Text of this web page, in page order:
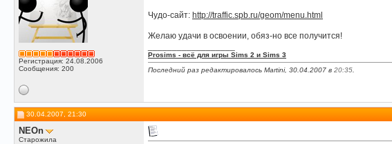
Регистрация: 24.08.2006
Сообщения: 200
Чудо-сайт: http://traffic.spb.ru/geom/menu.html
Желаю удачи в освоении, обяз-но все получится!
Prosims - всё для игры Sims 2 и Sims 3
Последний раз редактировалось Martini, 30.04.2007 в 20:35
30.04.2007, 21:30
NEOn
Старожила